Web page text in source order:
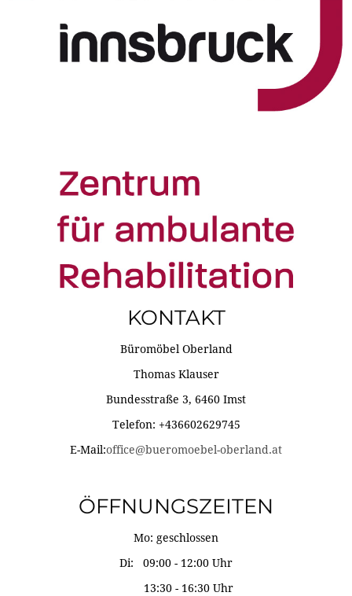
KONTAKT
Büromöbel Oberland
Thomas Klauser
Bundesstraße 3, 6460 Imst
Telefon: +436602629745
E-Mail:office@bueromoebel-oberland.at
ÖFFNUNGSZEITEN
Mo: geschlossen
Di: 09:00 - 12:00 Uhr
13:30 - 16:30 Uhr